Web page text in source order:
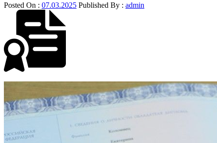
Posted On : 07.03.2025 Published By : admin